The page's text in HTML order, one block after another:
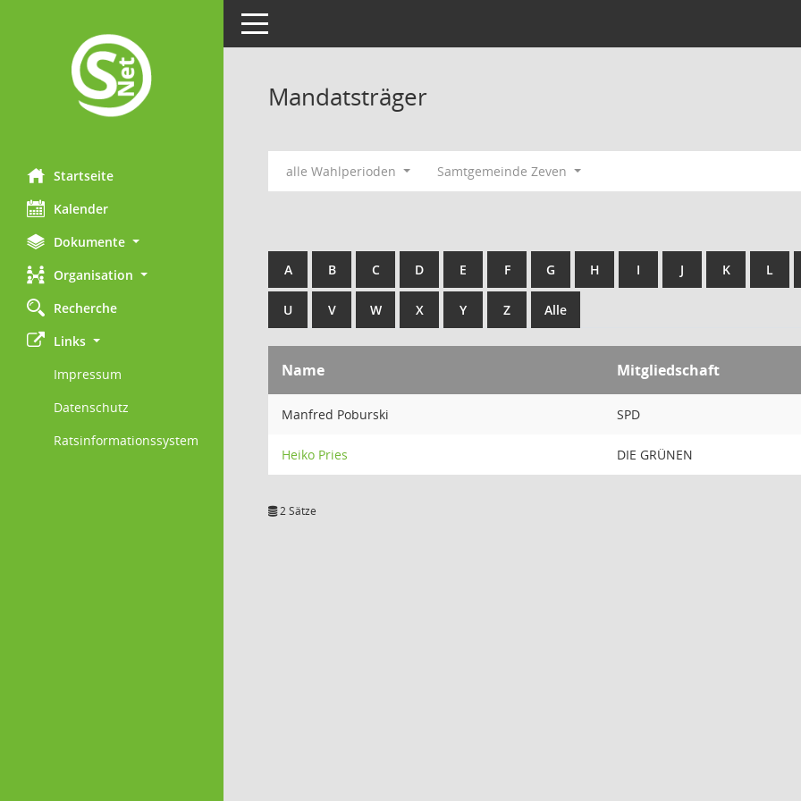
Startseite
Kalender
Dokumente
Organisation
Recherche
Links
Impressum
Datenschutz
Ratsinformationssystem
Toggle navigation
Mandatsträger
alle Wahlperioden Samtgemeinde Zeven
A B C D E F G H I J K L
U V W X Y Z Alle
Name Mitgliedschaft
Manfred Poburski SPD
Heiko Pries DIE GRÜNEN
2 Sätze